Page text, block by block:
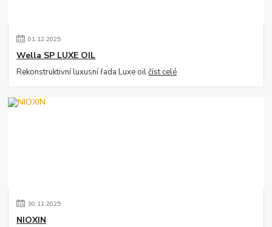
01.12.2025
Wella SP LUXE OIL
Rekonstruktivní luxusní řada Luxe oilčíst celé
30.11.2025
NIOXIN